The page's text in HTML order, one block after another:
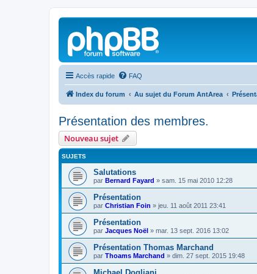
Accès rapide FAQ
Index du forum Au sujet du Forum AntArea
Présentation des membres.
Nouveau sujet
SUJETS
Salutations
par Bernard Fayard » sam. 15 mai 2010 12:28
Présentation
par Christian Foin » jeu. 11 août 2011 23:41
Présentation
par Jacques Noël » mar. 13 sept. 2016 13:02
Présentation Thomas Marchand
par Thoams Marchand » dim. 27 sept. 2015 19:48